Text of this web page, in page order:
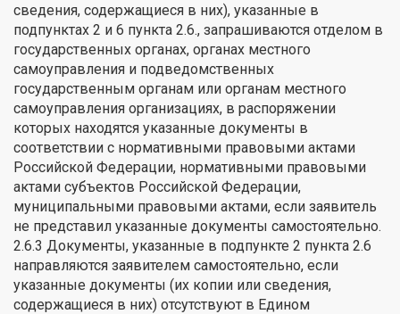
сведения, содержащиеся в них), указанные в
подпунктах 2 и 6 пункта 2.6., запрашиваются отделом в
государственных органах, органах местного
самоуправления и подведомственных
государственным органам или органам местного
самоуправления организациях, в распоряжении
которых находятся указанные документы в
соответствии с нормативными правовыми актами
Российской Федерации, нормативными правовыми
актами субъектов Российской Федерации,
муниципальными правовыми актами, если заявитель
не представил указанные документы самостоятельно.
2.6.3 Документы, указанные в подпункте 2 пункта 2.6
направляются заявителем самостоятельно, если
указанные документы (их копии или сведения,
содержащиеся в них) отсутствуют в Едином